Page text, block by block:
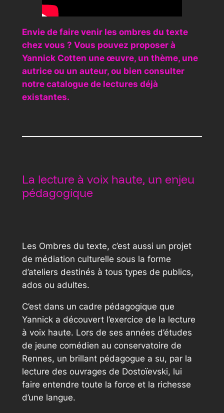
Envie de faire venir les ombres du texte
chez vous ? Vous pouvez proposer à
Yannick Cotten une œuvre, un thème, une
autrice ou un auteur, ou bien consulter
notre catalogue de lectures déjà
existantes.
La lecture à voix haute, un enjeu
pédagogique
Les Ombres du texte, c’est aussi un projet
de médiation culturelle sous la forme
d’ateliers destinés à tous types de publics,
ados ou adultes.
C’est dans un cadre pédagogique que
Yannick a découvert l’exercice de la lecture
à voix haute. Lors de ses années d’études
de jeune comédien au conservatoire de
Rennes, un brillant pédagogue a su, par la
lecture des ouvrages de Dostoïevski, lui
faire entendre toute la force et la richesse
d’une langue.